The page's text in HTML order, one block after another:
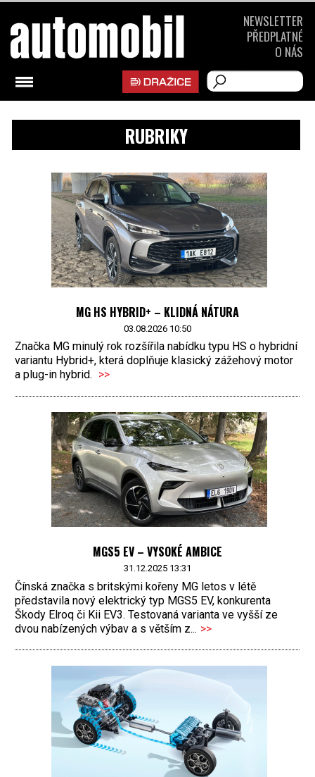
RUBRIKY
MG HS HYBRID+ – KLIDNÁ NÁTURA
03.08.2026 10:50
Značka MG minulý rok rozšířila nabídku typu HS o hybridní
variantu Hybrid+, která doplňuje klasický zážehový motor
a plug-in hybrid. >>
MGS5 EV – VYSOKÉ AMBICE
31.12.2025 13:31
Čínská značka s britskými kořeny MG letos v létě
představila nový elektrický typ MGS5 EV, konkurenta
Škody Elroq či Kii EV3. Testovaná varianta ve vyšší ze
dvou nabízených výbav a s větším z... >>
NEWSLETTER
PŘEDPLATNÉ
O NÁS